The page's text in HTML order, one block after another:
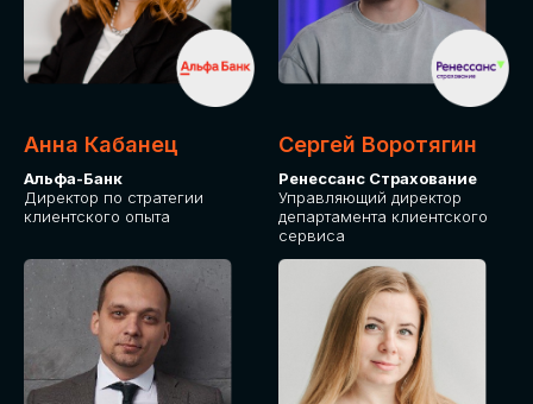
Анна Кабанец
Альфа-Банк
Директор по стратегии
клиентского опыта
Сергей Воротягин
Ренессанс Страхование
Управляющий директор
департамента клиентского
сервиса
СТОИМОСТЬ
УЧАСТИЯ